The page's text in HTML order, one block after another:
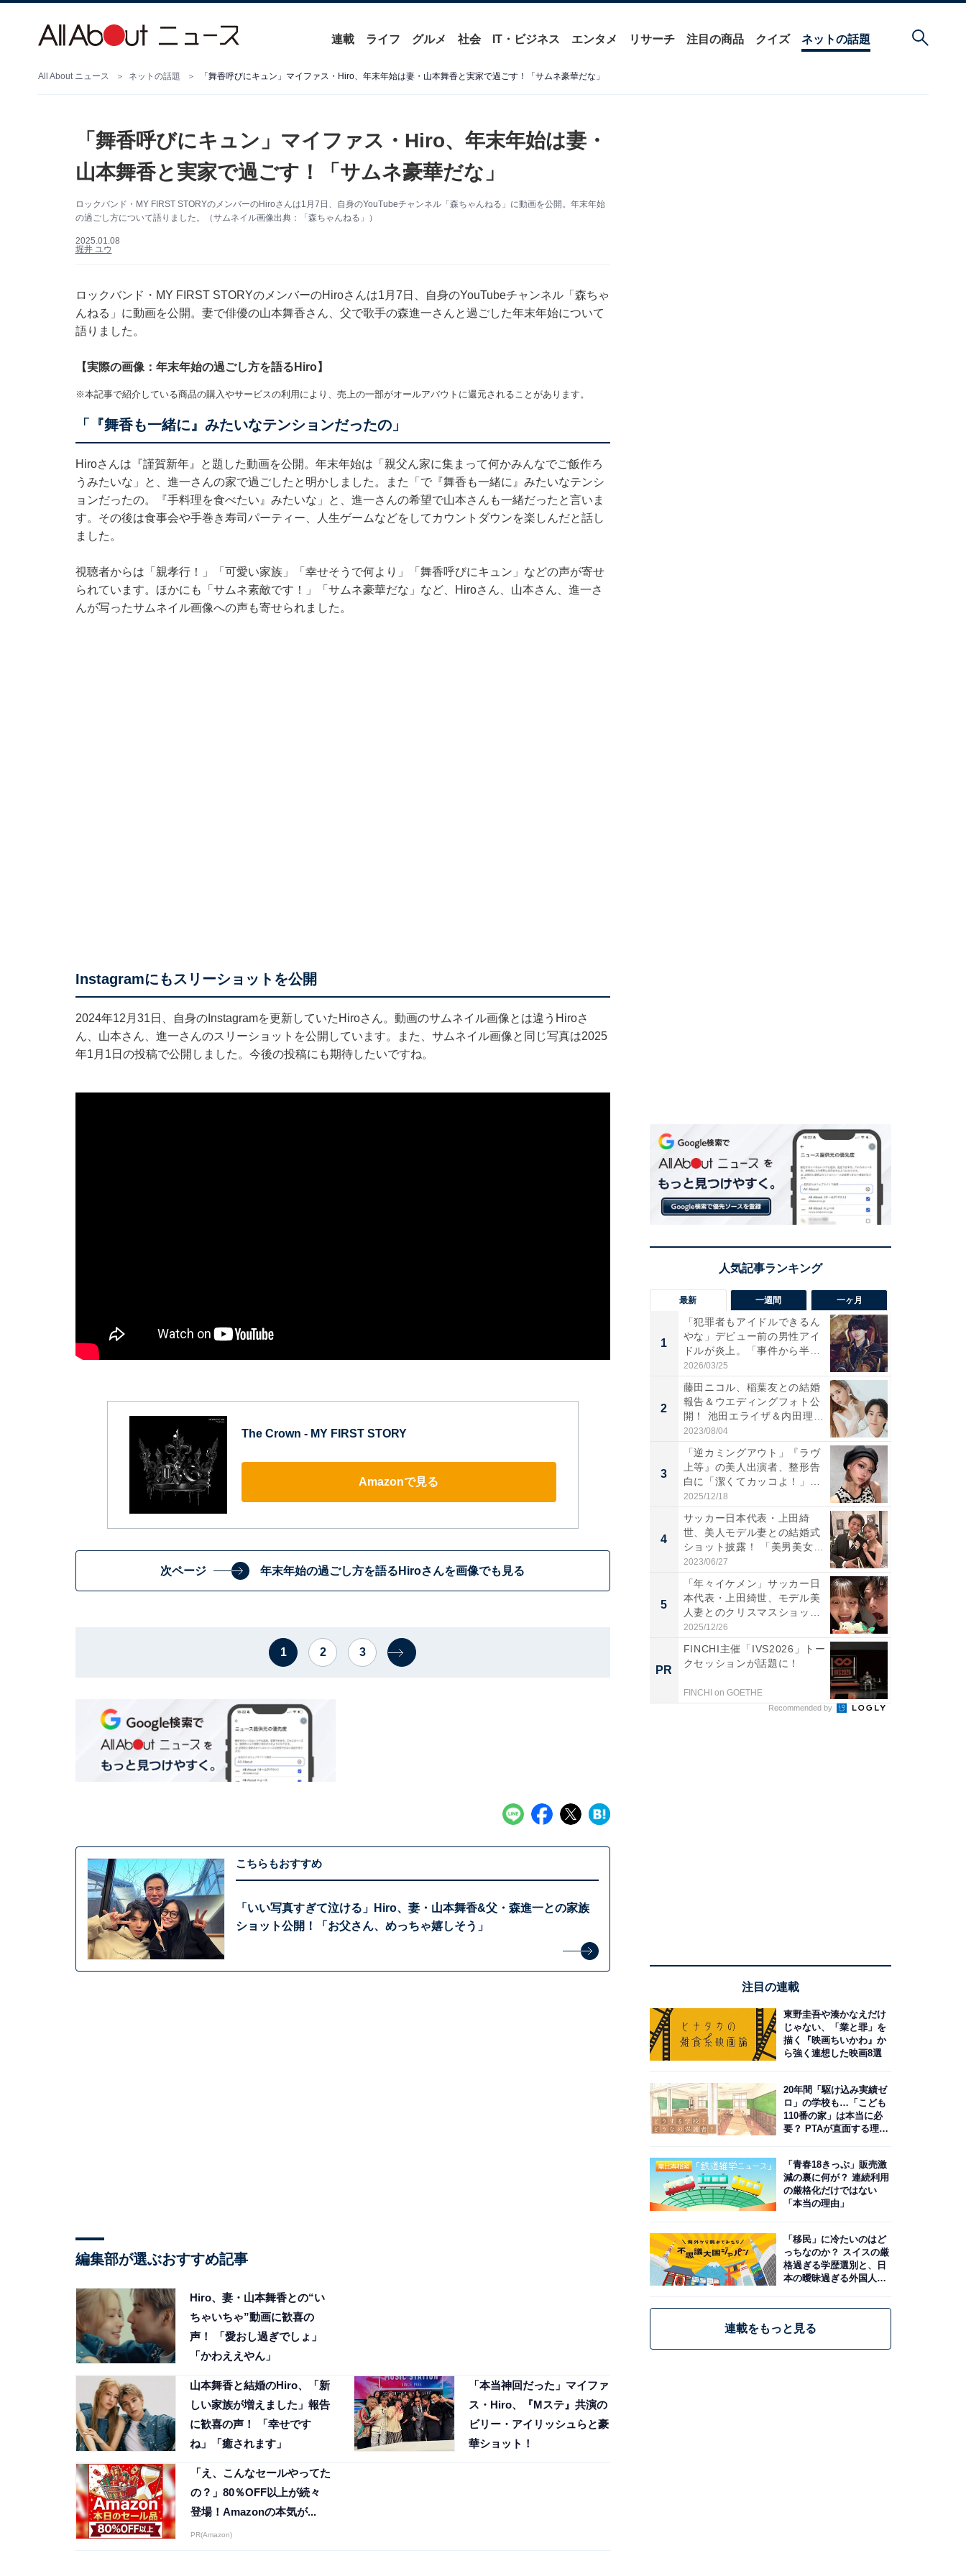
連載 ライフ グルメ 社会 IT・ビジネス エンタメ リサーチ 注目の商品 クイズ ネットの話題
All About ニュース ネットの話題 「舞香呼びにキュン」マイファス・Hiro、年末年始は妻・山本舞香と実家で過ごす！「サムネ豪華だな」
「舞香呼びにキュン」マイファス・Hiro、年末年始は妻・
山本舞香と実家で過ごす！「サムネ豪華だな」
ロックバンド・MY FIRST STORYのメンバーのHiroさんは1月7日、自身のYouTubeチャンネル「森ちゃんねる」に動画を公開。年末年始
の過ごし方について語りました。（サムネイル画像出典：「森ちゃんねる」）
2025.01.08
堀井 ユウ
ロックバンド・MY FIRST STORYのメンバーのHiroさんは1月7日、自身のYouTubeチャンネル「森ちゃ
んねる」に動画を公開。妻で俳優の山本舞香さん、父で歌手の森進一さんと過ごした年末年始について
語りました。
【実際の画像：年末年始の過ごし方を語るHiro】
※本記事で紹介している商品の購入やサービスの利用により、売上の一部がオールアバウトに還元されることがあります。
「『舞香も一緒に』みたいなテンションだったの」
Hiroさんは『謹賀新年』と題した動画を公開。年末年始は「親父ん家に集まって何かみんなでご飯作ろ
うみたいな」と、進一さんの家で過ごしたと明かしました。また「で『舞香も一緒に』みたいなテンシ
ョンだったの。『手料理を食べたい』みたいな」と、進一さんの希望で山本さんも一緒だったと言いま
す。その後は食事会や手巻き寿司パーティー、人生ゲームなどをしてカウントダウンを楽しんだと話し
ました。
視聴者からは「親孝行！」「可愛い家族」「幸せそうで何より」「舞香呼びにキュン」などの声が寄せ
られています。ほかにも「サムネ素敵です！」「サムネ豪華だな」など、Hiroさん、山本さん、進一さ
んが写ったサムネイル画像への声も寄せられました。
Instagramにもスリーショットを公開
2024年12月31日、自身のInstagramを更新していたHiroさん。動画のサムネイル画像とは違うHiroさ
ん、山本さん、進一さんのスリーショットを公開しています。また、サムネイル画像と同じ写真は2025
年1月1日の投稿で公開しました。今後の投稿にも期待したいですね。
The Crown - MY FIRST STORY
Amazonで見る
次ページ 年末年始の過ごし方を語るHiroさんを画像でも見る
1 2 3
こちらもおすすめ
「いい写真すぎて泣ける」Hiro、妻・山本舞香&父・森進一との家族
ショット公開！「お父さん、めっちゃ嬉しそう」
編集部が選ぶおすすめ記事
Hiro、妻・山本舞香との“い
ちゃいちゃ”動画に歓喜の
声！ 「愛おし過ぎでしょ」
「かわええやん」
山本舞香と結婚のHiro、「新
しい家族が増えました」報告
に歓喜の声！ 「幸せです
ね」「癒されます」
「本当神回だった」マイファ
ス・Hiro、『Mステ』共演の
ビリー・アイリッシュらと豪
華ショット！
「え、こんなセールやってた
の？」80％OFF以上が続々
登場！Amazonの本気が...
PR(Amazon)
最新 一週間 一ヶ月
1
「犯罪者もアイドルできるん
やな」デビュー前の男性アイ
ドルが炎上。「事件から半年
も...
2026/03/25
2
藤田ニコル、稲葉友との結婚
報告＆ウエディングフォト公
開！ 池田エライザ＆内田理
央...
2023/08/04
3
「逆カミングアウト」『ラヴ
上等』の美人出演者、整形告
白に「潔くてカッコよ！」
「好...
2025/12/18
4
サッカー日本代表・上田綺
世、美人モデル妻との結婚式
ショット披露！ 「美男美女」
「...
2023/06/27
5
「年々イケメン」サッカー日
本代表・上田綺世、モデル美
人妻とのクリスマスショット
に...
2025/12/26
PR
FINCHI主催「IVS2026」トー
クセッションが話題に！
FINCHI on GOETHE
Recommended by
注目の連載
東野圭吾や湊かなえだけ
じゃない、「業と罪」を
描く『映画ちいかわ』か
ら強く連想した映画8選
20年間「駆け込み実績ゼ
ロ」の学校も…「こども
110番の家」は本当に必
要？ PTAが直面する理想
「青春18きっぷ」販売激
減の裏に何が？ 連続利用
の厳格化だけではない
「本当の理由」
「移民」に冷たいのはど
っちなのか？ スイスの厳
格過ぎる学歴選別と、日
本の曖昧過ぎる外国人政
連載をもっと見る